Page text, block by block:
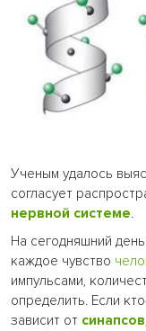
Ученым удалось
согласует
нервной системе.
На сегодняшний
каждое чувство
импульсами,
определить. Если
зависит от синапсов